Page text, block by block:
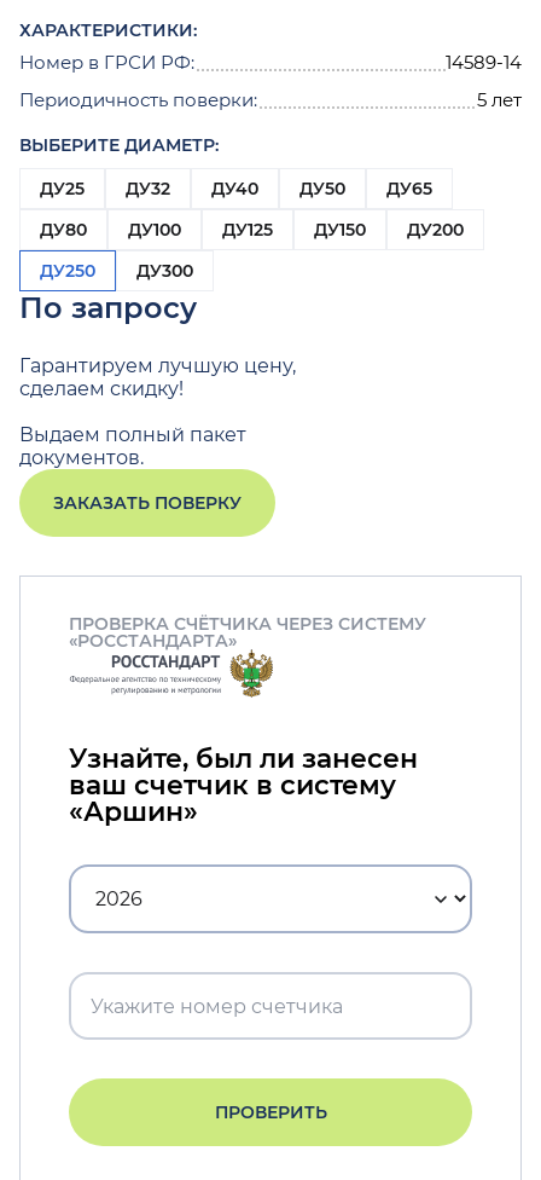
ХАРАКТЕРИСТИКИ:
Номер в ГРСИ РФ:
14589-14
Периодичность поверки:
5 лет
ВЫБЕРИТЕ ДИАМЕТР:
ДУ25
ДУ32 ДУ40 ДУ50
ДУ65
ДУ80
ДУ100 ДУ125 ДУ150
ДУ200
ДУ250
ДУ300
По запросу
Гарантируем лучшую цену,
сделаем скидку!
Выдаем полный пакет
документов.
ЗАКАЗАТЬ ПОВЕРКУ
ПРОВЕРКА СЧЁТЧИКА ЧЕРЕЗ СИСТЕМУ
«РОССТАНДАРТА»
Узнайте, был ли занесен
ваш счетчик в систему
«Аршин»
ПРОВЕРИТЬ